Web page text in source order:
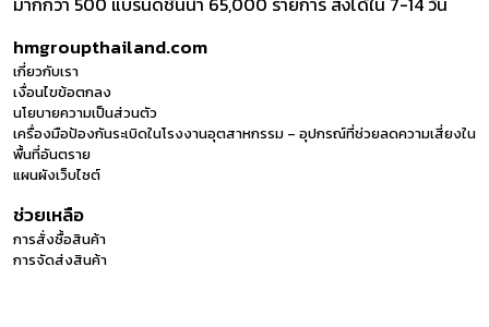
hmgroupthailand.com
เกี่ยวกับเรา
เงื่อนไขข้อตกลง
นโยบายความเป็นส่วนตัว
เครื่องมือป้องกันระเบิดในโรงงานอุตสาหกรรม – อุปกรณ์ที่ช่วยลดความเสี่ยงใน
พื้นที่อันตราย
แผนผังเว็บไซต์
ช่วยเหลือ
การสั่งซื้อสินค้า
การจัดส่งสินค้า